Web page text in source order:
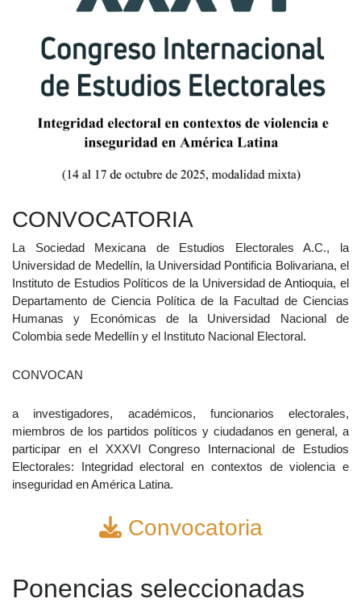
CONVOCATORIA
La Sociedad Mexicana de Estudios Electorales A.C., la
Universidad de Medellín, la Universidad Pontificia Bolivariana, el
Instituto de Estudios Políticos de la Universidad de Antioquia, el
Departamento de Ciencia Política de la Facultad de Ciencias
Humanas y Económicas de la Universidad Nacional de
Colombia sede Medellín y el Instituto Nacional Electoral.
CONVOCAN
a investigadores, académicos, funcionarios electorales,
miembros de los partidos políticos y ciudadanos en general, a
participar en el XXXVI Congreso Internacional de Estudios
Electorales: Integridad electoral en contextos de violencia e
inseguridad en América Latina.
Convocatoria
Ponencias seleccionadas